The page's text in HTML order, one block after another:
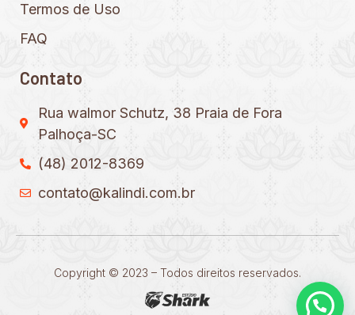
Termos de Uso
FAQ
Contato
Rua walmor Schutz, 38 Praia de Fora
Palhoça-SC
(48) 2012-8369
contato@kalindi.com.br
Copyright © 2023 – Todos direitos reservados.